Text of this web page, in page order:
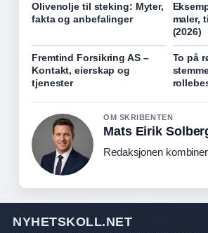
Olivenolje til steking: Myter,
fakta og anbefalinger
maler,
(2026)
Fremtind Forsikring AS –
Kontakt, eierskap og
tjenester
To på
OM SKRIBENTEN
Mats Eirik
Redaksjonen
NYHETSKOLL.NET